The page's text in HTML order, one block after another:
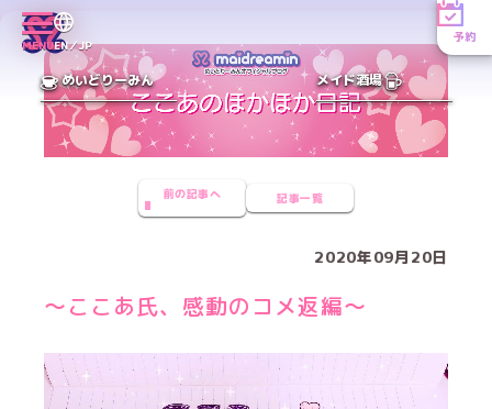
MENUEN／JP
予約
めいどりーみん メイド酒場
前の記事へ 記事一覧
2020年09月20日
〜ここあ氏、感動のコメ返編〜